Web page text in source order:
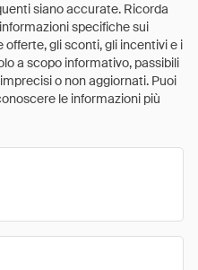
siano accurate. Ricorda
specifiche sui
offerte, gli sconti, gli incentivi e i
a scopo informativo, passibili
o non aggiornati. Puoi
le informazioni più